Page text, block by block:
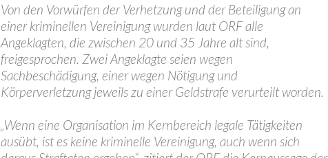
Von den Vorwürfen der Verhetzung und der Beteiligung an
einer kriminellen Vereinigung wurden laut ORF alle
Angeklagten, die zwischen 20 und 35 Jahre alt sind,
freigesprochen. Zwei Angeklagte seien wegen
Sachbeschädigung, einer wegen Nötigung und
Körperverletzung jeweils zu einer Geldstrafe verurteilt worden.
„Wenn eine Organisation im Kernbereich legale Tätigkeiten
ausübt, ist es keine kriminelle Vereinigung, auch wenn sich